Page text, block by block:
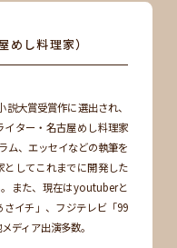
し料理家）
説大賞受賞作に選出され、
ター・名古屋めし料理家
ム、エッセイなどの執筆を
してこれまでに開発した
また、現在はyoutuberと
さイチ」、フジテレビ「99
ディア出演多数。